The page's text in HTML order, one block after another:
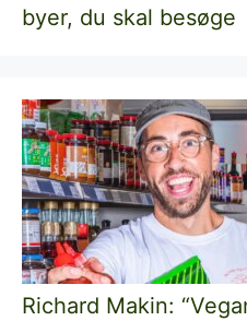
byer, du skal besøge
Richard Makin: